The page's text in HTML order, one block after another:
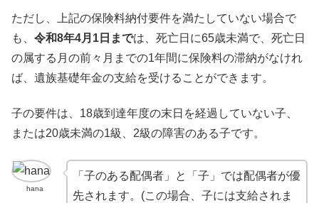
ただし、上記の保険料納付要件を満たしていない場合で
も、 令和8年4月1日までは、死亡日に65歳未満で、死亡日
の属する月の前々月までの1年間に保険料の滞納がなけれ
ば、遺族基礎年金の支給を受けることができます。
子の要件は、18歳到達年度の末日を経過していない子、
または20歳未満の1級、2級の障害のある子です。
hana
「子のある配偶者」と「子」では配偶者が優
先されます。(この場合、子には支給されま